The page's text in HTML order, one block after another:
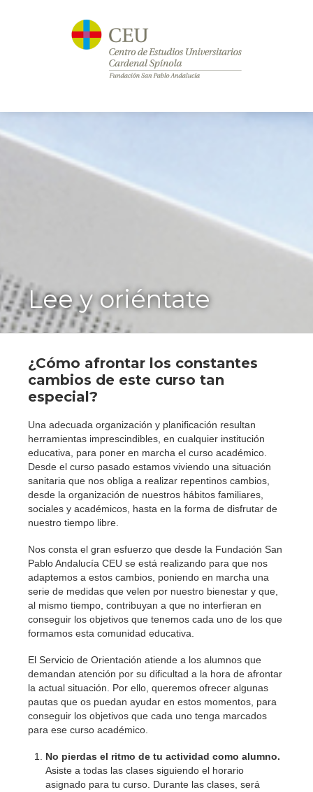
Lee y oriéntate
¿Cómo afrontar los constantes
cambios de este curso tan
especial?
Una adecuada organización y planificación resultan
herramientas imprescindibles, en cualquier institución
educativa, para poner en marcha el curso académico.
Desde el curso pasado estamos viviendo una situación
sanitaria que nos obliga a realizar repentinos cambios,
desde la organización de nuestros hábitos familiares,
sociales y académicos, hasta en la forma de disfrutar de
nuestro tiempo libre.
Nos consta el gran esfuerzo que desde la Fundación San
Pablo Andalucía CEU se está realizando para que nos
adaptemos a estos cambios, poniendo en marcha una
serie de medidas que velen por nuestro bienestar y que,
al mismo tiempo, contribuyan a que no interfieran en
conseguir los objetivos que tenemos cada uno de los que
formamos esta comunidad educativa.
El Servicio de Orientación atiende a los alumnos que
demandan atención por su dificultad a la hora de afrontar
la actual situación. Por ello, queremos ofrecer algunas
pautas que os puedan ayudar en estos momentos, para
conseguir los objetivos que cada uno tenga marcados
para ese curso académico.
No pierdas el ritmo de tu actividad como alumno.
Asiste a todas las clases siguiendo el horario
asignado para tu curso. Durante las clases, será